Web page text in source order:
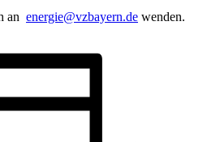
an energie@vzbayern.de wenden.